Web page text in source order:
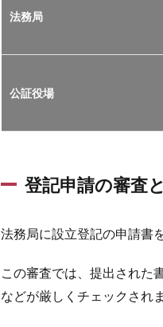
法務局
公証役場
登記申請の審査
法務局に設立登記の申請書
この審査では、提出された
などが厳しくチェックされま